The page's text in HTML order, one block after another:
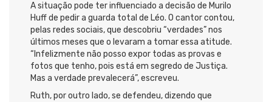
A situação pode ter influenciado a decisão de Murilo
Huff de pedir a guarda total de Léo. O cantor contou,
pelas redes sociais, que descobriu “verdades” nos
últimos meses que o levaram a tomar essa atitude.
“Infelizmente não posso expor todas as provas e
fotos que tenho, pois está em segredo de Justiça.
Mas a verdade prevalecerá”, escreveu.
Ruth, por outro lado, se defendeu, dizendo que